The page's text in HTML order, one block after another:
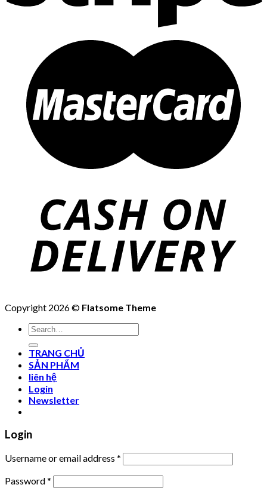
Copyright 2026 © Flatsome Theme
Search
for:
TRANG CHỦ
SẢN PHẨM
liên hệ
Login
Newsletter
Login
Username or email address *
Password*